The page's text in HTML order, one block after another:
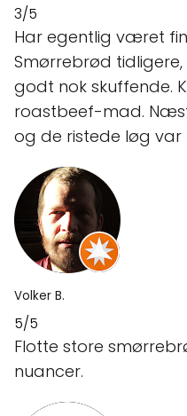
3/5
Har egentlig været
Smørrebrød
godt nok skuffende.
roastbeef-mad.
og de ristede løg var
Volker B.
5/5
Flotte store
nuancer.